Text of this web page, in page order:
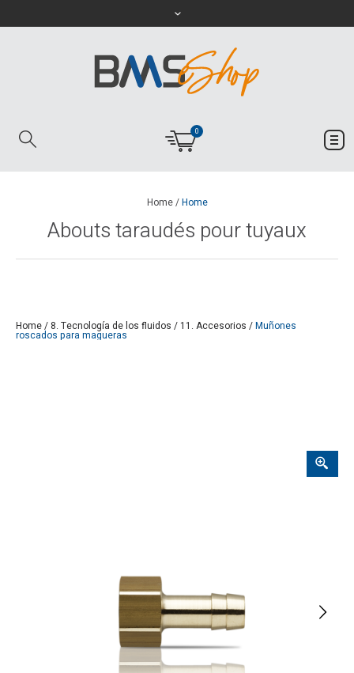
0
Home/Home
Abouts taraudés pour tuyaux
Home/8. Tecnología de los fluidos /11. Accesorios /Muñones
roscados para magueras